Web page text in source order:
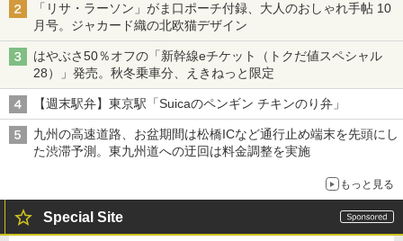
「リサ・ラーソン」がま口ポーチ付録、大人のおしゃれ手帖 10
月号。ジャカード織の北欧猫デザイン
はやぶさ50％オフの「新幹線eチケット（トクだ値スペシャル
28）」発売。秋冬乗車分、えきねっと限定
【週末駅弁】東京駅「Suicaのペンギン チキンのり弁」
九州の高速道路、お盆期間は松橋ICなど通行止め端末を先頭にし
た渋滞予測。東九州道への迂回は料金調整を実施
もっと見る
Special Site